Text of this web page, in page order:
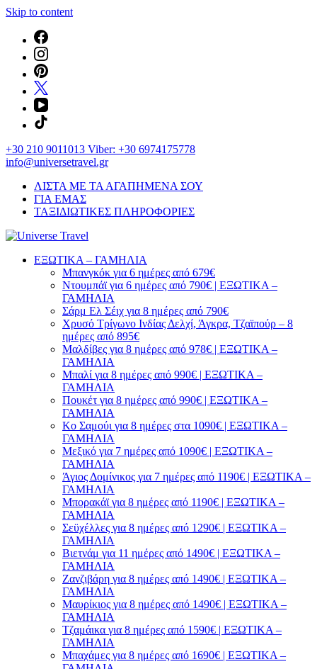
Skip to content
+30 210 9011013 Viber: +30 6974175778
info@universetravel.gr
ΛΙΣΤΑ ΜΕ ΤΑ ΑΓΑΠΗΜΕΝΑ ΣΟΥ
ΓΙΑ ΕΜΑΣ
ΤΑΞΙΔΙΩΤΙΚΕΣ ΠΛΗΡΟΦΟΡΙΕΣ
Universe Travel
You will love the way you travel
ΕΞΩΤΙΚΑ – ΓΑΜΗΛΙΑ
Μπανγκόκ για 6 ημέρες από 679€
Ντουμπάϊ για 6 ημέρες από 790€ | ΕΞΩΤΙΚΑ –
ΓΑΜΗΛΙΑ
Σάρμ Ελ Σέιχ για 8 ημέρες από 790€
Χρυσό Τρίγωνο Ινδίας Δελχί, Άγκρα, Τζαϊπούρ – 8
ημέρες από 895€
Μαλδίβες για 8 ημέρες από 978€ | ΕΞΩΤΙΚΑ –
ΓΑΜΗΛΙΑ
Μπαλί για 8 ημέρες από 990€ | ΕΞΩΤΙΚΑ –
ΓΑΜΗΛΙΑ
Πουκέτ για 8 ημέρες από 990€ | ΕΞΩΤΙΚΑ –
ΓΑΜΗΛΙΑ
Κο Σαμούι για 8 ημέρες στα 1090€ | ΕΞΩΤΙΚΑ –
ΓΑΜΗΛΙΑ
Μεξικό για 7 ημέρες από 1090€ | ΕΞΩΤΙΚΑ –
ΓΑΜΗΛΙΑ
Άγιος Δομίνικος για 7 ημέρες από 1190€ | ΕΞΩΤΙΚΑ –
ΓΑΜΗΛΙΑ
Μπορακάϊ για 8 ημέρες από 1190€ | ΕΞΩΤΙΚΑ –
ΓΑΜΗΛΙΑ
Σεϋχέλλες για 8 ημέρες από 1290€ | ΕΞΩΤΙΚΑ –
ΓΑΜΗΛΙΑ
Βιετνάμ για 11 ημέρες από 1490€ | ΕΞΩΤΙΚΑ –
ΓΑΜΗΛΙΑ
Ζανζιβάρη για 8 ημέρες από 1490€ | ΕΞΩΤΙΚΑ –
ΓΑΜΗΛΙΑ
Μαυρίκιος για 8 ημέρες από 1490€ | ΕΞΩΤΙΚΑ –
ΓΑΜΗΛΙΑ
Τζαμάικα για 8 ημέρες από 1590€ | ΕΞΩΤΙΚΑ –
ΓΑΜΗΛΙΑ
Μπαχάμες για 8 ημέρες από 1690€ | ΕΞΩΤΙΚΑ –